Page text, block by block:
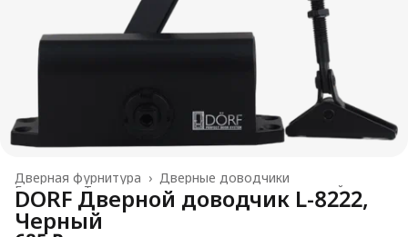
Дверные доводчики
Дверная фурнитура ›
Товары для производства окон и дверей ›
Главная
DORF Дверной доводчик L-8222,
Черный